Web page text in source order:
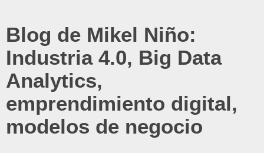
Blog de Mikel Niño:
Industria 4.0, Big Data
Analytics,
emprendimiento digital,
modelos de negocio